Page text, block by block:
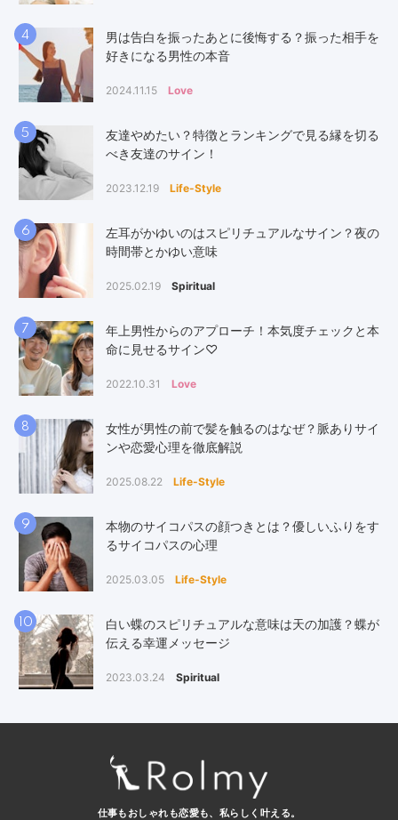
4
男は告白を振ったあとに後悔する？振った相手を
好きになる男性の本音
2024.11.15 Love
5
友達やめたい？特徴とランキングで見る縁を切る
べき友達のサイン！
2023.12.19 Life-Style
6
左耳がかゆいのはスピリチュアルなサイン？夜の
時間帯とかゆい意味
2025.02.19 Spiritual
7
年上男性からのアプローチ！本気度チェックと本
命に見せるサイン♡
2022.10.31 Love
8
女性が男性の前で髪を触るのはなぜ？脈ありサイ
ンや恋愛心理を徹底解説
2025.08.22 Life-Style
9
本物のサイコパスの顔つきとは？優しいふりをす
るサイコパスの心理
2025.03.05 Life-Style
10
白い蝶のスピリチュアルな意味は天の加護？蝶が
伝える幸運メッセージ
2023.03.24 Spiritual
仕事もおしゃれも恋愛も、 私らしく叶える。